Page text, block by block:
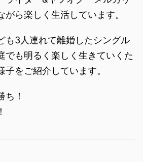
がら楽しく生活しています。
も3人連れて離婚したシングル
でも明るく楽しく生きていくた
をご紹介しています。
ち！